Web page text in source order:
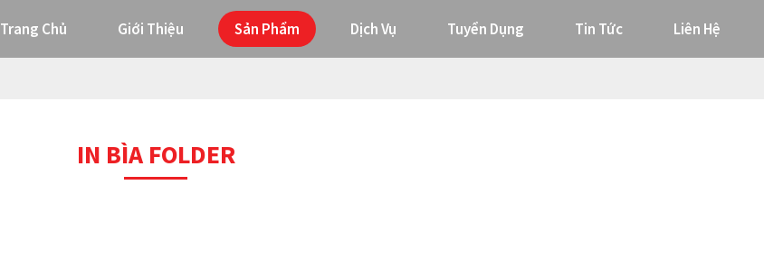
Trang Chủ Giới Thiệu Sản Phẩm Dịch Vụ Tuyển Dụng Tin Tức Liên Hệ
IN BÌA FOLDER